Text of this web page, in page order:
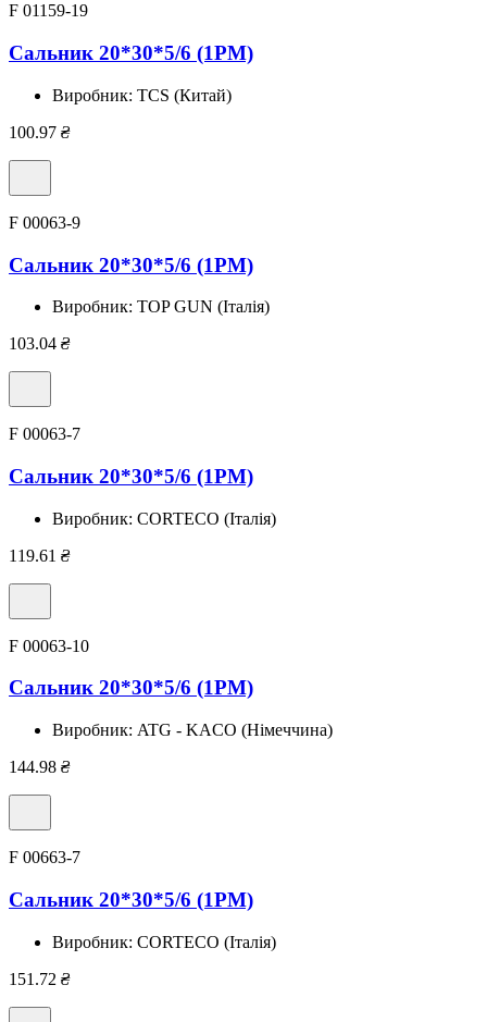
F 01159-19
Сальник 20*30*5/6 (1PM)
Виробник: TCS (Китай)
100.97 ₴
F 00063-9
Сальник 20*30*5/6 (1PM)
Виробник: TOP GUN (Італія)
103.04 ₴
F 00063-7
Сальник 20*30*5/6 (1PM)
Виробник: CORTECO (Італія)
119.61 ₴
F 00063-10
Сальник 20*30*5/6 (1PM)
Виробник: ATG - KACO (Німеччина)
144.98 ₴
F 00663-7
Сальник 20*30*5/6 (1PM)
Виробник: CORTECO (Італія)
151.72 ₴